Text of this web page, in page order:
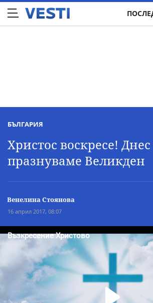
БЪЛГАРИЯ
Христос воскресе! Днес
празнуваме Великден
Венелина Стоянова
16 април 2017, 08:07